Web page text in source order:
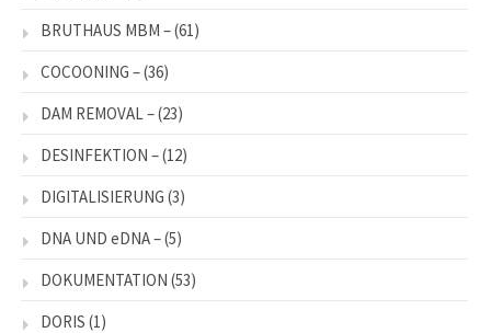
BRUTHAUS MBM –(61)
COCOONING –(36)
DAM REMOVAL –(23)
DESINFEKTION –(12)
DIGITALISIERUNG (3)
DNA UND eDNA –(5)
DOKUMENTATION (53)
DORIS (1)